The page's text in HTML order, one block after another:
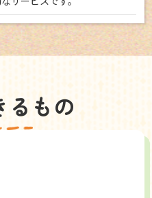
るもの